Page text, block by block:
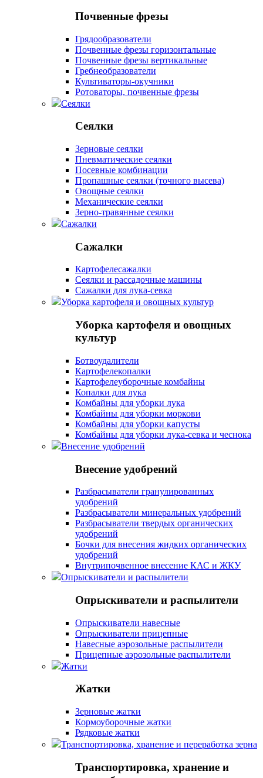
Почвенные фрезы
Грядообразователи
Почвенные фрезы горизонтальные
Почвенные фрезы вертикальные
Гребнеобразователи
Культиваторы-окучники
Ротоваторы, почвенные фрезы
Сеялки
Сеялки
Зерновые сеялки
Пневматические сеялки
Посевные комбинации
Пропашные сеялки (точного высева)
Овощные сеялки
Механические сеялки
Зерно-травянные сеялки
Сажалки
Сажалки
Картофелесажалки
Сеялки и рассадочные машины
Сажалки для лука-севка
Уборка картофеля и овощных культур
Уборка картофеля и овощных
культур
Ботвоудалители
Картофелекопалки
Картофелеуборочные комбайны
Копалки для лука
Комбайны для уборки лука
Комбайны для уборки моркови
Комбайны для уборки капусты
Комбайны для уборки лука-севка и чеснока
Внесение удобрений
Внесение удобрений
Разбрасыватели гранулированных
удобрений
Разбрасыватели минеральных удобрений
Разбрасыватели твердых органических
удобрений
Бочки для внесения жидких органических
удобрений
Внутрипочвенное внесение КАС и ЖКУ
Опрыскиватели и распылители
Опрыскиватели и распылители
Опрыскиватели навесные
Опрыскиватели прицепные
Навесные аэрозольные распылители
Прицепные аэрозольные распылители
Жатки
Жатки
Зерновые жатки
Кормоуборочные жатки
Рядковые жатки
Транспортировка, хранение и переработка зерна
Транспортировка, хранение и